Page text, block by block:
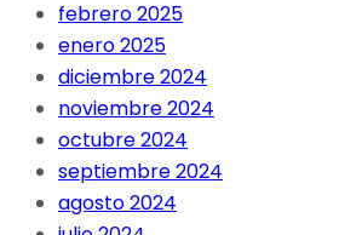
febrero 2025
enero 2025
diciembre 2024
noviembre 2024
octubre 2024
septiembre 2024
agosto 2024